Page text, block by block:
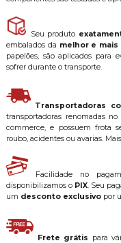
Seu produto
embalados da melhor e
papelões, são aplicados para
sofrer durante o transporte.
Transportadoras
transportadoras renomadas
commerce, e possuem frota
roubo, acidentes ou avarias.
Facilidade no
disponibilizamos o PIX. Seu
um desconto exclusivopor
Frete grátis para